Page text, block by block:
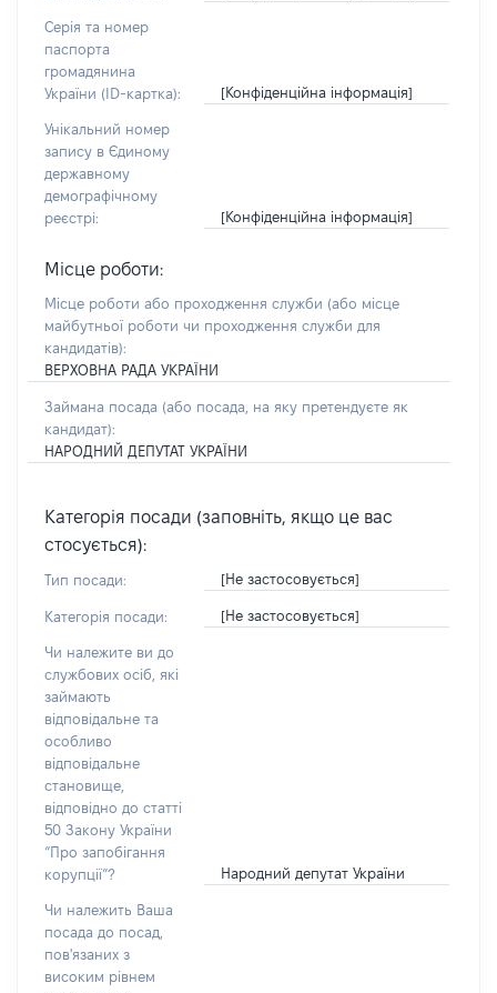
Серія та номер
паспорта
громадянина
України (ID-картка):
[Конфіденційна інформація]
Унікальний номер
запису в Єдиному
державному
демографічному
реєстрі:
[Конфіденційна інформація]
Місце роботи:
Місце роботи або проходження служби (або місце
майбутньої роботи чи проходження служби для
кандидатів):
ВЕРХОВНА РАДА УКРАЇНИ
Займана посада (або посада, на яку претендуєте як
кандидат):
НАРОДНИЙ ДЕПУТАТ УКРАЇНИ
Категорія посади (заповніть, якщо це вас
стосується):
Тип посади: [Не застосовується]
Категорія посади: [Не застосовується]
Чи належите ви до
службових осіб, які
займають
відповідальне та
особливо
відповідальне
становище,
відповідно до статті
50 Закону України
“Про запобігання
корупції”?
Народний депутат України
Чи належить Ваша
посада до посад,
пов'язаних з
високим рівнем